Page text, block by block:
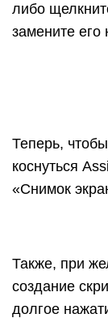
либо
замените его
Теперь,
коснуться
«Снимок
Также, при
создание
долгое